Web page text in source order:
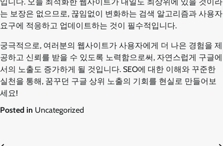
는 보장은 없으므로, 끊임없이 변화하는 검색 알고리즘과 사용자
요구에 적응하고 업데이트하는 것이 필수적입니다.
궁극적으로, 여러분의 웹사이트가 사용자에게 더 나은 경험을 제
공하고 신뢰를 받을 수 있도록 노력함으로써, 자연스럽게 구글에
서의 노출도 증가하게 될 것입니다. SEO에 대한 이해와 꾸준한
실천을 통해, 꿈꾸던 구글 상위 노출의 기회를 현실로 만들어보
세요!
Posted in Uncategorized